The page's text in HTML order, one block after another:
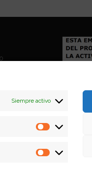
Siempre activo
Estadísticas
Marketing